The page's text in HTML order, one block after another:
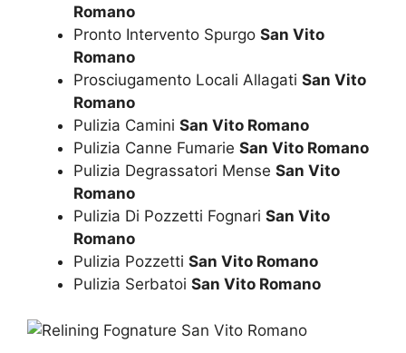
Romano
Pronto Intervento Spurgo San Vito
Romano
Prosciugamento Locali Allagati San Vito
Romano
Pulizia Camini San Vito Romano
Pulizia Canne Fumarie San Vito Romano
Pulizia Degrassatori Mense San Vito
Romano
Pulizia Di Pozzetti Fognari San Vito
Romano
Pulizia Pozzetti San Vito Romano
Pulizia Serbatoi San Vito Romano